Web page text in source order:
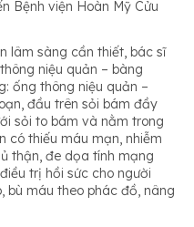
Bệnh viện Hoàn Mỹ Cửu
lâm sàng cần thiết, bác sĩ
niệu quản – bàng
ống thông niệu quản –
đầu trên sỏi bám đầy
sỏi to bám và nằm trong
có thiếu máu mạn, nhiễm
thận, đe dọa tính mạng
trị hồi sức cho người
bù máu theo phác đồ, nâng